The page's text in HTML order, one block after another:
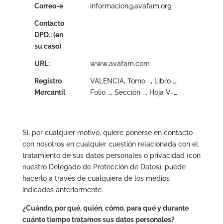
Correo-e informacion@avafam.org
Contacto
DPD.: (en
su caso)
URL: www.avafam.com
Registro
Mercantil
VALENCIA, Tomo …, Libro …,
Folio …, Sección …, Hoja V-….
Si, por cualquier motivo, quiere ponerse en contacto
con nosotros en cualquier cuestión relacionada con el
tratamiento de sus datos personales o privacidad (con
nuestro Delegado de Protección de Datos), puede
hacerlo a través de cualquiera de los medios
indicados anteriormente.
¿Cuándo, por qué, quién, cómo, para qué y durante
cuánto tiempo tratamos sus datos personales?